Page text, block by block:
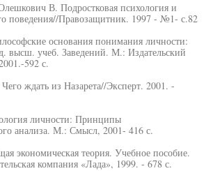
В. Подростковая психология и
поведения//Правозащитник. 1997 - №1- с.82
основания понимания личности:
высш. учеб. Заведений. М.: Издательский
592 с.
ждать из Назарета//Эксперт. 2001. -
личности: Принципы
анализа. М.: Смысл, 2001- 416 с.
экономическая теория. Учебное пособие.
компания «Лада», 1999. - 678 с.